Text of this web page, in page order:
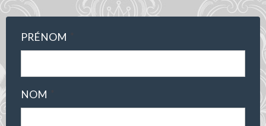
PRÉNOM
NOM